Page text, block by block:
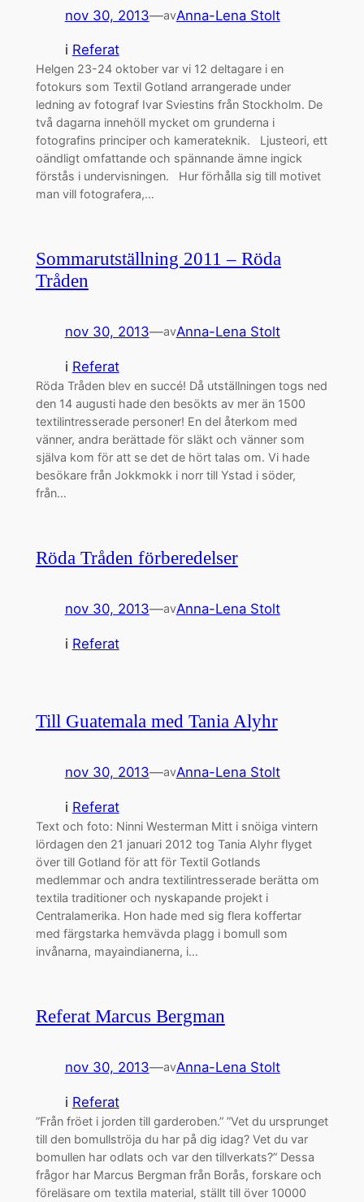
nov 30, 2013—avAnna-Lena Stolt
i Referat
Helgen 23-24 oktober var vi 12 deltagare i en
fotokurs som Textil Gotland arrangerade under
ledning av fotograf Ivar Sviestins från Stockholm. De
två dagarna innehöll mycket om grunderna i
fotografins principer och kamerateknik. Ljusteori, ett
oändligt omfattande och spännande ämne ingick
förstås i undervisningen. Hur förhålla sig till motivet
man vill fotografera,…
Sommarutställning 2011 – Röda
Tråden
nov 30, 2013—avAnna-Lena Stolt
i Referat
Röda Tråden blev en succé! Då utställningen togs ned
den 14 augusti hade den besökts av mer än 1500
textilintresserade personer! En del återkom med
vänner, andra berättade för släkt och vänner som
själva kom för att se det de hört talas om. Vi hade
besökare från Jokkmokk i norr till Ystad i söder,
från…
Röda Tråden förberedelser
nov 30, 2013—avAnna-Lena Stolt
i Referat
Till Guatemala med Tania Alyhr
nov 30, 2013—avAnna-Lena Stolt
i Referat
Text och foto: Ninni Westerman Mitt i snöiga vintern
lördagen den 21 januari 2012 tog Tania Alyhr flyget
över till Gotland för att för Textil Gotlands
medlemmar och andra textilintresserade berätta om
textila traditioner och nyskapande projekt i
Centralamerika. Hon hade med sig flera koffertar
med färgstarka hemvävda plagg i bomull som
invånarna, mayaindianerna, i…
Referat Marcus Bergman
nov 30, 2013—avAnna-Lena Stolt
i Referat
”Från fröet i jorden till garderoben.” ”Vet du ursprunget
till den bomullströja du har på dig idag? Vet du var
bomullen har odlats och var den tillverkats?” Dessa
frågor har Marcus Bergman från Borås, forskare och
föreläsare om textila material, ställt till över 10000